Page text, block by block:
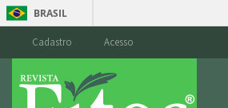
BRASIL
Cadastro Acesso